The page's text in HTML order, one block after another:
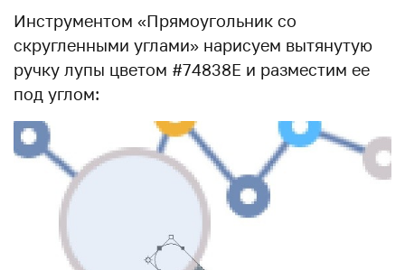
Инструментом «Прямоугольник со
скругленными углами» нарисуем вытянутую
ручку лупы цветом #74838E и разместим ее
под углом: